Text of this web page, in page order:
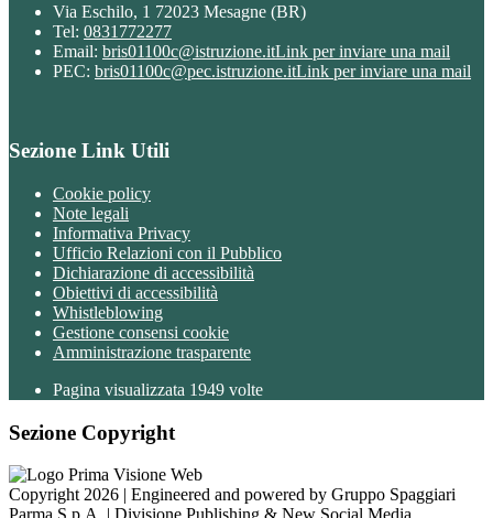
Via Eschilo, 1 72023 Mesagne (BR)
Tel: 0831772277
Email: bris01100c@istruzione.itLink per inviare una mail
PEC: bris01100c@pec.istruzione.itLink per inviare una mail
Sezione Link Utili
Cookie policy
Note legali
Informativa Privacy
Ufficio Relazioni con il Pubblico
Dichiarazione di accessibilità
Obiettivi di accessibilità
Whistleblowing
Gestione consensi cookie
Amministrazione trasparente
Pagina visualizzata 1949 volte
Sezione Copyright
Copyright 2026 | Engineered and powered by Gruppo Spaggiari